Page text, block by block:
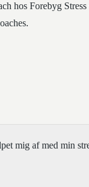
hos Forebyg
mig af med min